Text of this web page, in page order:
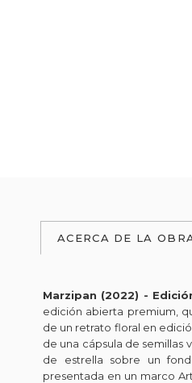
ACERCA DE LA
Marzipan (2022) -
edición abierta premium,
de un retrato floral en
de una cápsula de
de estrella sobre un
presentada en un marco